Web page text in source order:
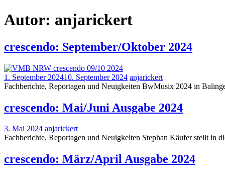
Autor: anjarickert
crescendo: September/Oktober 2024
1. September 202410. September 2024 anjarickert
Fachberichte, Reportagen und Neuigkeiten BwMusix 2024 in
crescendo: Mai/Juni Ausgabe 2024
3. Mai 2024 anjarickert
Fachberichte, Reportagen und Neuigkeiten Stephan Käufer stellt in
crescendo: März/April Ausgabe 2024